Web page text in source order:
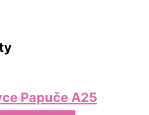
Papuče A25